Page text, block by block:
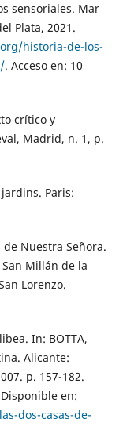
sensoriales. Mar
Plata, 2021.
historia-de-los-
. Acceso en: 10
crítico y
Madrid, n. 1, p.
Paris:
de Nuestra Señora.
Millán de la
Lorenzo.
In: BOTTA,
Alicante:
p. 157-182.
en:
dos-casas-de-